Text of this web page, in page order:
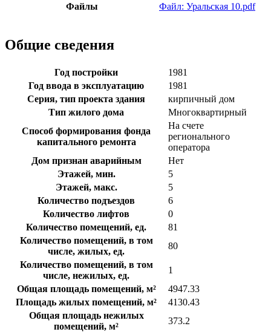
Файлы
Файл: Уральская 10.pdf
Общие сведения
Год постройки
1981
Год ввода в эксплуатацию
1981
Серия, тип проекта здания
кирпичный дом
Тип жилого дома
Многоквартирный
Способ формирования фонда
капитального ремонта
На счете
регионального
оператора
Дом признан аварийным
Нет
Этажей, мин.
5
Этажей, макс.
5
Количество подъездов
6
Количество лифтов
0
Количество помещений, ед.
81
Количество помещений, в том
числе, жилых, ед.
80
Количество помещений, в том
числе, нежилых, ед.
1
Общая площадь помещений, м²
4947.33
Площадь жилых помещений, м²
4130.43
Общая площадь нежилых
помещений, м²
373.2